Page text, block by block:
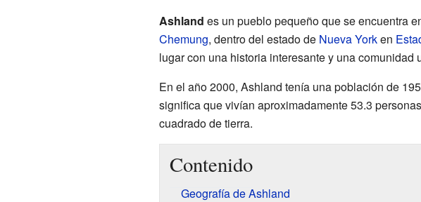
Ashland es un pueblo pequeño que se encuentra
Chemung, dentro del estado de Nueva Yorken
lugar con una historia interesante y una comunidad
En el año 2000, Ashland tenía una población de
significa que vivían aproximadamente 53.3
cuadrado de tierra.
Contenido
Geografía de Ashland